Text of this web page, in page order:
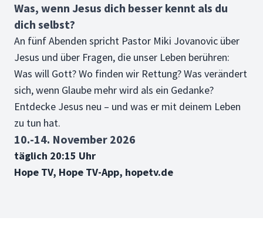
Was, wenn Jesus dich besser kennt als du
dich selbst?
An fünf Abenden spricht Pastor Miki Jovanovic über
Jesus und über Fragen, die unser Leben berühren:
Was will Gott? Wo finden wir Rettung? Was verändert
sich, wenn Glaube mehr wird als ein Gedanke?
Entdecke Jesus neu – und was er mit deinem Leben
zu tun hat.
10.-14. November 2026
täglich 20:15 Uhr
Hope TV, Hope TV-App, hopetv.de